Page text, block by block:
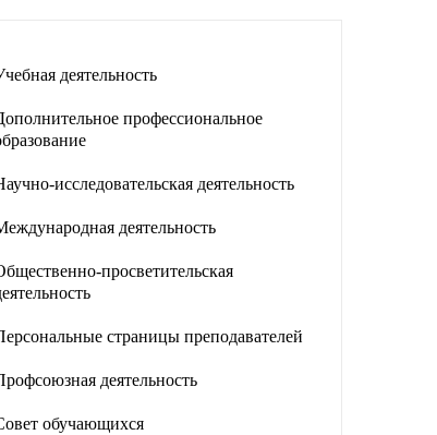
деятельность
профессиональное
исследовательская деятельность
деятельность
просветительская
страницы преподавателей
деятельность
обучающихся